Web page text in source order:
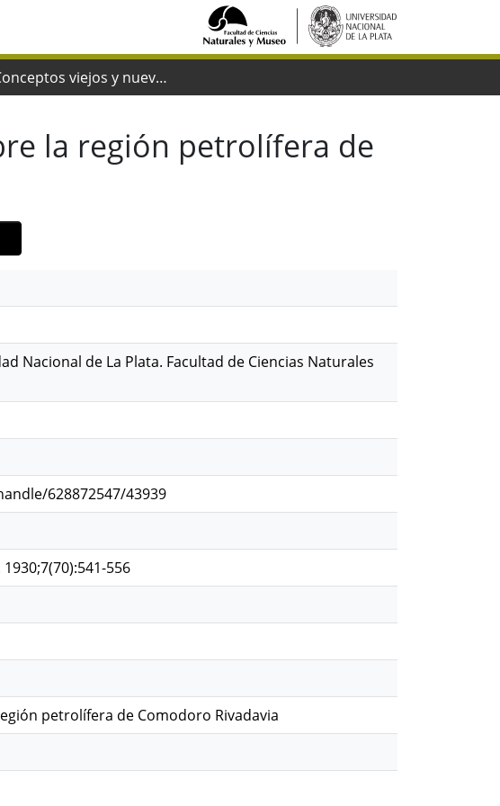
Conceptos viejos y nuevos sobre la región petrolífera de Comodoro Rivadavia
la región petrolífera de
Nacional de La Plata. Facultad de Ciencias Naturales
628872547/43939
556
petrolífera de Comodoro Rivadavia